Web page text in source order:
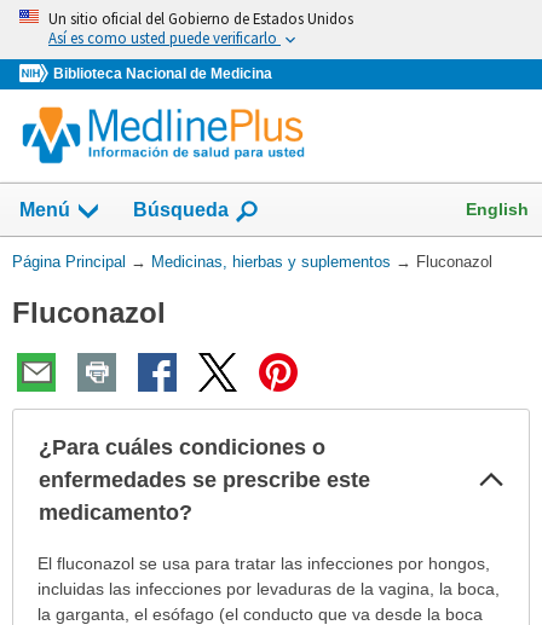
Omita
vaya
al
Contenido
Un sitio oficial del Gobierno de Estados Unidos
Así es como usted puede verificarlo
Biblioteca Nacional de Medicina
Menú
Mostrar
campo
de
Búsqueda English
Usted
aquí:
Página Principal → Medicinas, hierbas y suplementos → Fluconazol
Fluconazol
¿Para cuáles condiciones o
enfermedades se prescribe este
medicamento?
¿Para
cuáles
condiciones
El fluconazol se usa para tratar las infecciones por hongos,
incluidas las infecciones por levaduras de la vagina, la boca,
la garganta, el esófago (el conducto que va desde la boca